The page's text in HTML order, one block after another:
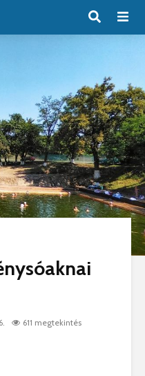
611 megtekintés